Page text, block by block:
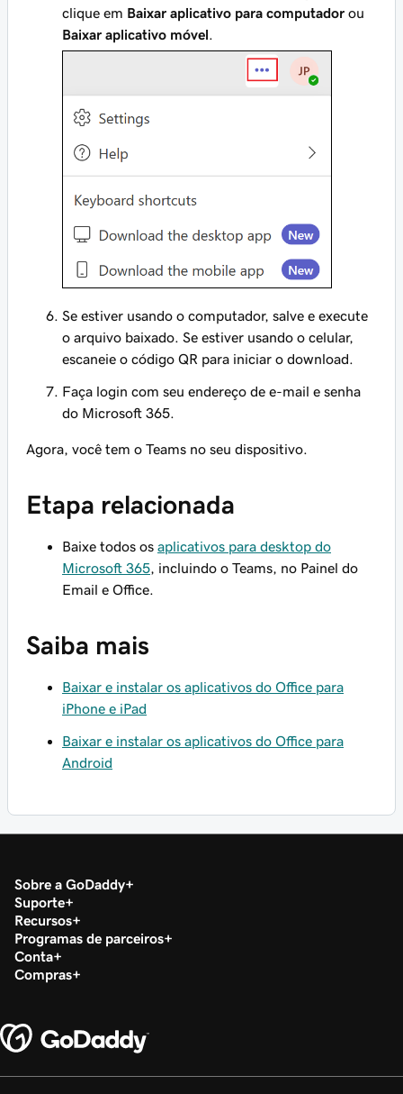
clique em Baixar aplicativo para computador ou
Baixar aplicativo móvel.
Se estiver usando o computador, salve e execute
o arquivo baixado. Se estiver usando o celular,
escaneie o código QR para iniciar o download.
Faça login com seu endereço de e-mail e senha
do Microsoft 365.
Agora, você tem o Teams no seu dispositivo.
Etapa relacionada
Baixe todos os aplicativos para desktop do
Microsoft 365 , incluindo o Teams, no Painel do
Email e Office.
Saiba mais
Baixar e instalar os aplicativos do Office para
iPhone e iPad
Baixar e instalar os aplicativos do Office para
Android
Sobre a GoDaddy
Suporte
Recursos
Programas de parceiros
Conta
Compras